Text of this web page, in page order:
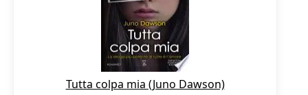
Tutta colpa mia (Juno Dawson)